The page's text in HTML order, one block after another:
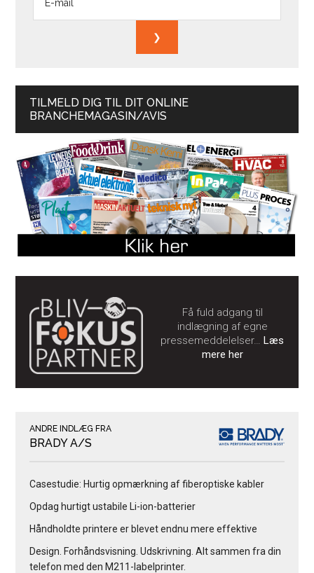
TILMELD DIG TIL DIT ONLINE
BRANCHEMAGASIN/AVIS
Få fuld adgang til
indlægning af egne
pressemeddelelser…Læs
mere her
ANDRE INDLÆG FRA
BRADY A/S
Casestudie: Hurtig opmærkning af fiberoptiske kabler
Opdag hurtigt ustabile Li-ion-batterier
Håndholdte printere er blevet endnu mere effektive
Design. Forhåndsvisning. Udskrivning. Alt sammen fra din
telefon med den M211-labelprinter.